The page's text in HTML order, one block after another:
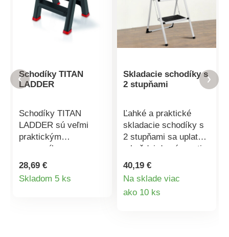
Schodíky TITAN
LADDER
Schodíky TITAN
LADDER sú veľmi
praktickým
pomocníkom pre
remeselníkov,
domácich majstrov a
domácnosti. Vďaka
28,69 €
Skladom 5 ks
Skladacie schodíky s
2 stupňami
Ľahké a praktické
skladacie schodíky s
2 stupňami sa uplatnia
v každej domácnosti.
Ľahko sa prenášajú a
skladujú. S oporou,
stabilnými
protišmykovými
40,19 €
Na sklade viac
ako 10 ks